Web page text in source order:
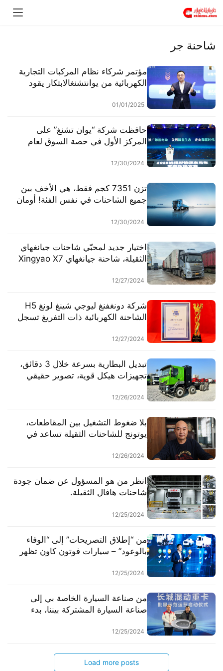
شاحنة جر
مؤتمر شركاء نظام المركبات التجارية
الكهربائية من يوانتشنغالابتكار يقود
الطريق، وبناء إطار جديد للبيئة
النظامية للمركبات الثقيلة الكهربائية
01/01/2025
حافظت شركة “يوان تشنغ” على
المركز الأول في حصة السوق لعام
التراكمية مليون وحدة بحلول عام
12/30/2024
تزن 7351 كجم فقط، هي الأخف بين
جميع الشاحنات في نفس الفئة! أومان
التخفيض في الوزن، تساعد
وكسب المزيد.
12/30/2024
اختيار جديد لمحبّي شاحنات جيانغهاي
الثقيلة، شاحنة جيانغهاي Xingyao X7
تدعم طريق نجاح النقل البري لمالك
الشاحنة السيد زين
12/27/2024
شركة دونغفنغ ليوجي شينغ لونغ H5
الشاحنة الكهربائية ذات التفريغ تسجل
تتوج بعرش ملك توفير الطاقة لعام
12/27/2024
تبديل البطارية بسرعة خلال 3 دقائق،
تجهيزات هيكل قوية، تصوير حقيقي
البطاريات لنقل المخلفات.
12/26/2024
بلا ضغوط التشغيل بين المقاطعات،
يوتونج للشاحنات الثقيلة تساعد في
12/26/2024
انظر من هو المسؤول عن ضمان جودة
شاحنات هافال الثقيلة.
12/25/2024
من “إطلاق التصريحات” إلى “الوفاء
بالوعود” – سيارات فوتون كاون تظهر
لأول مرة
12/25/2024
من صناعة السيارة الخاصة بي إلى
صناعة السيارة المشتركة بيننا، بدء
من سيارات هافال التجارية.
12/25/2024
Load more posts